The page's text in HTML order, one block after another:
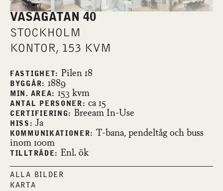
VASAGATAN 40
STOCKHOLM
KONTOR, 153 KVM
FASTIGHET: Pilen 18
BYGGÅR: 1889
MIN. AREA: 153 kvm
ANTAL PERSONER:ca 15
CERTIFIERING: Breeam In-Use
HISS:Ja
KOMMUNIKATIONER: T-bana, pendeltåg och buss
inom 100m
TILLTRÄDE: Enl. ök
ALLA BILDER
KARTA